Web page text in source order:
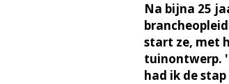
Na bijna 25
start ze, met
tuinontwerp.
had ik de